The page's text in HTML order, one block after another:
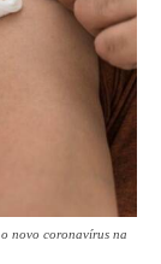
novo coronavírus na